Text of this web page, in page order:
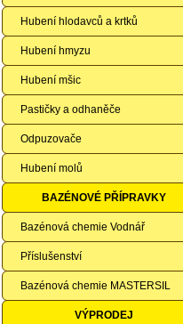
Hubení hlodavců a krtků
Hubení hmyzu
Hubení mšic
Pastičky a odhaněče
Odpuzovače
Hubení molů
BAZÉNOVÉ PŘÍPRAVKY
Bazénová chemie Vodnář
Příslušenství
Bazénová chemie MASTERSIL
VÝPRODEJ